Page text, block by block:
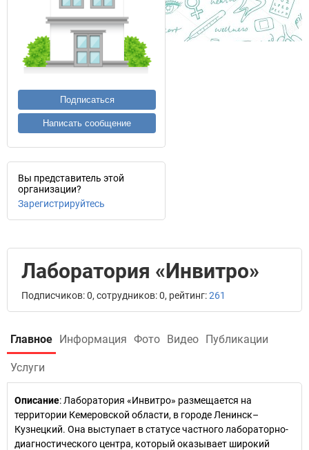
Подписаться
Написать сообщение
Вы представитель этой
организации?
Зарегистрируйтесь
Лаборатория «Инвитро»
Подписчиков: 0, сотрудников: 0, рейтинг:261
Главное Информация Фото Видео Публикации
Услуги
Описание: Лаборатория «Инвитро» размещается на
территории Кемеровской области, в городе Ленинск–
Кузнецкий. Она выступает в статусе частного лабораторно-
диагностического центра, который оказывает широкий